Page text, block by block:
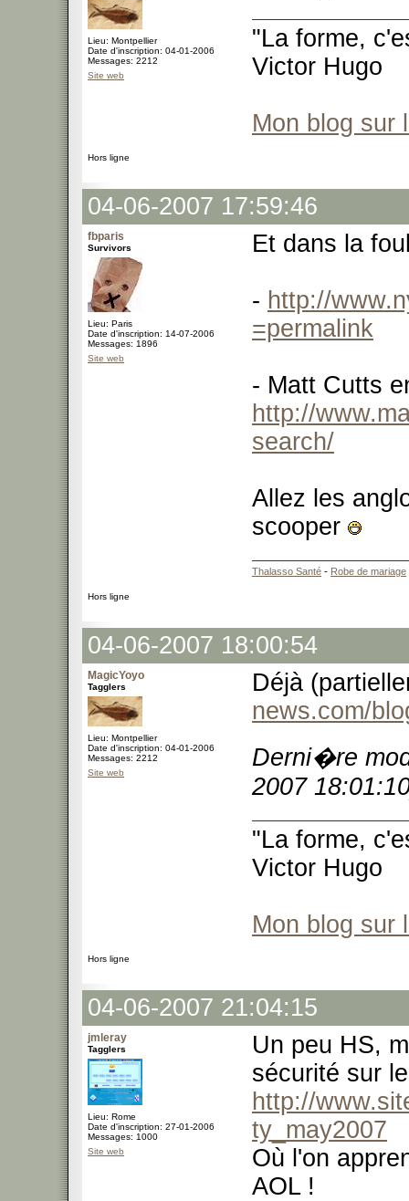
Lieu: Montpellier
Date d'inscription: 04-01-2006
Messages: 2212
Site web
"La forme,
Victor Hugo
Mon blog sur
Hors ligne
04-06-2007 17:59:46
fbparis
Survivors
Lieu: Paris
Date d'inscription: 14-07-2006
Messages: 1896
Site web
Et dans la
- http://
=permalink
- Matt Cutts
http://
search/
Allez les
scooper
Thalasso Santé - Robe de mariage
Hors ligne
04-06-2007 18:00:54
MagicYoyo
Tagglers
Lieu: Montpellier
Date d'inscription: 04-01-2006
Messages: 2212
Site web
Déjà
news.com/
Derni�re
2007
"La forme,
Victor Hugo
Mon blog sur
Hors ligne
04-06-2007 21:04:15
jmleray
Tagglers
Lieu: Rome
Date d'inscription: 27-01-2006
Messages: 1000
Site web
Un peu HS,
sécurité sur
http://
ty_may2007
Où l'on
AOL !